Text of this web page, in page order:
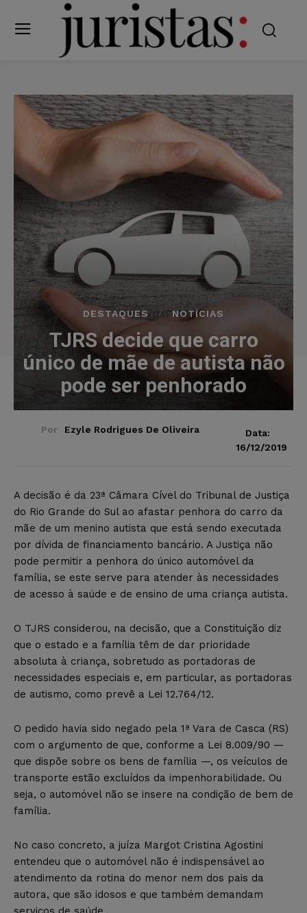
DESTAQUES NOTÍCIAS
TJRS decide que carro
único de mãe de autista não
pode ser penhorado
Por Ezyle Rodrigues De Oliveira
Data:
16/12/2019
A decisão é da 23ª Câmara Cível do Tribunal de Justiça
do Rio Grande do Sul ao afastar penhora do carro da
mãe de um menino autista que está sendo executada
por dívida de financiamento bancário. A Justiça não
pode permitir a penhora do único automóvel da
família, se este serve para atender às necessidades
de acesso à saúde e de ensino de uma criança autista.
O TJRS considerou, na decisão, que a Constituição diz
que o estado e a família têm de dar prioridade
absoluta à criança, sobretudo as portadoras de
necessidades especiais e, em particular, as portadoras
de autismo, como prevê a Lei 12.764/12.
O pedido havia sido negado pela 1ª Vara de Casca (RS)
com o argumento de que, conforme a Lei 8.009/90 —
que dispõe sobre os bens de família —, os veículos de
transporte estão excluídos da impenhorabilidade. Ou
seja, o automóvel não se insere na condição de bem de
família.
No caso concreto, a juíza Margot Cristina Agostini
entendeu que o automóvel não é indispensável ao
atendimento da rotina do menor nem dos pais da
autora, que são idosos e que também demandam